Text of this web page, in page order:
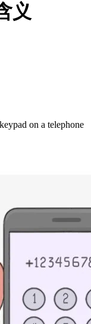
义
on a telephone